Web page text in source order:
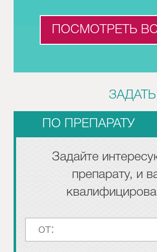
ПОСМОТРЕТЬ
ПО ПРЕПАРАТУ
Задайте
препарату, и